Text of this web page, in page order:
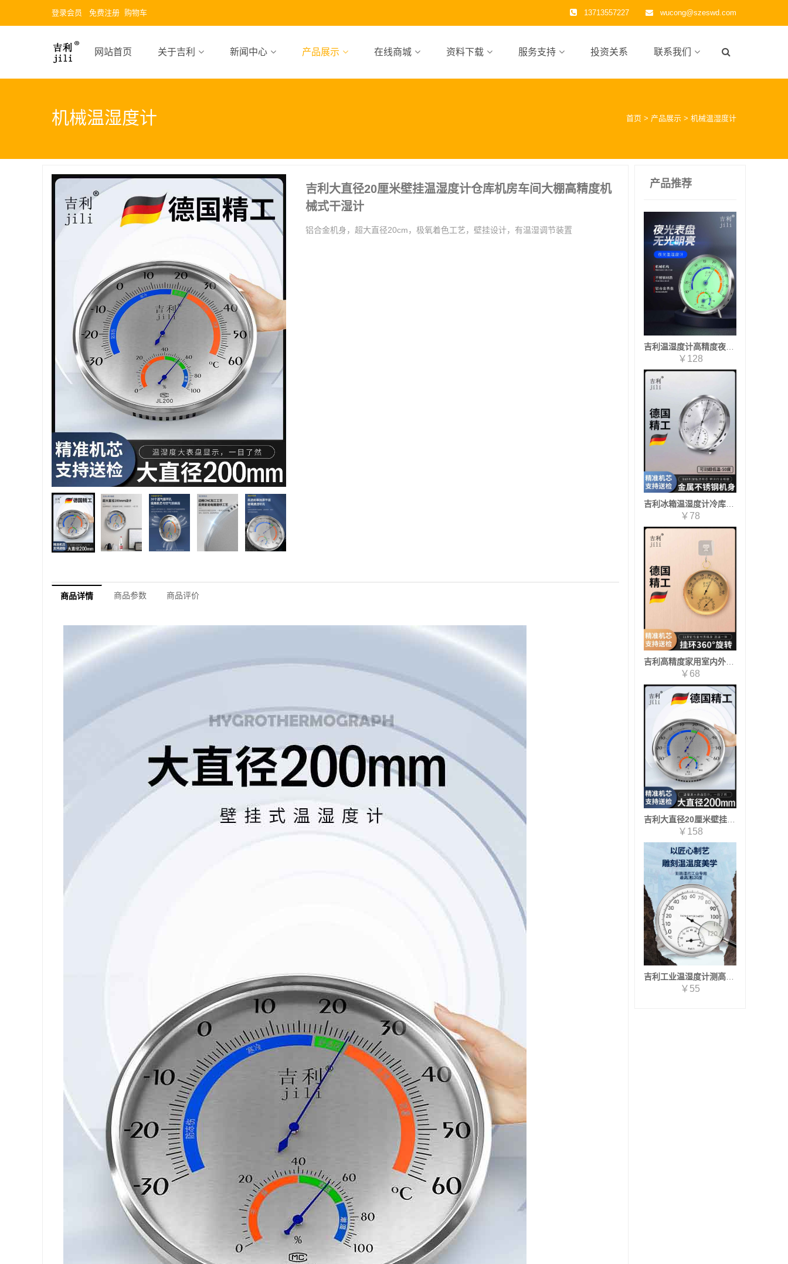
登录会员 免费注册 购物车 13713557227 wucong@szeswd.com
网站首页 关于吉利 新闻中心 产品展示 在线商城 资料下载 服务支持 投资关系 联系我们
机械温湿度计 首页 > 产品展示 > 机械温湿度计
吉利大直径20厘米壁挂温湿度计仓库机房车间大棚高精度机
械式干湿计
铝合金机身，超大直径20cm，极氧着色工艺，壁挂设计，有温湿调节装置
商品详情 商品参数 商品评价
产品推荐
￥128
吉利冰箱温湿度计冷库冰柜阴凉柜专用家用冰箱冷链车药店医院
￥78
￥68
￥158
吉利工业温湿度计测高温120度桑拿房发酵箱仓库车间机房壁挂湿度计JL127高温版
￥55